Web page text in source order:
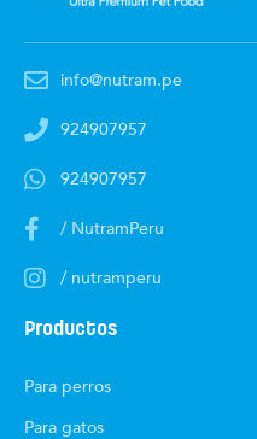
info@nutram.pe
924907957
924907957
/ NutramPeru
/ nutramperu
Productos
Para perros
Para gatos